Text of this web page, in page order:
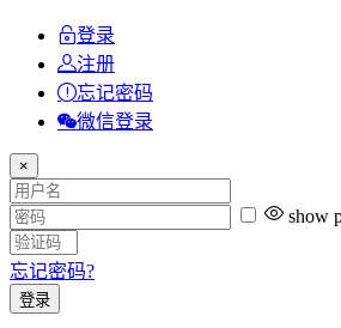
登录
注册
忘记密码
微信登录
×
show
忘记密码?
登录